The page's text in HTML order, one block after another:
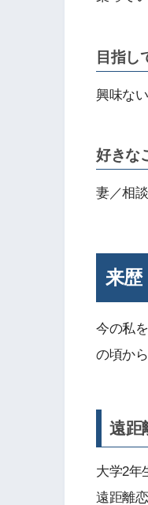
目指し
興味な
好きな
妻／相
来歴
今の私
の頃か
遠距
大学2年
遠距離